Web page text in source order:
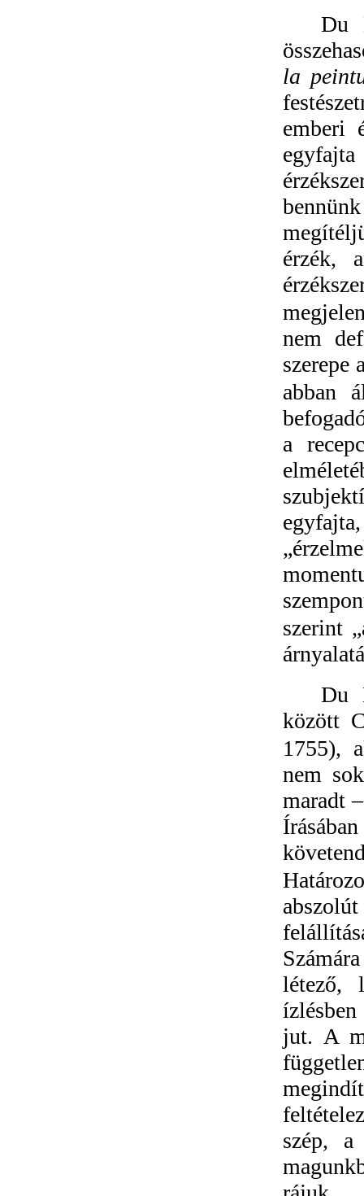
Du
la
emberi
érzék,
nem
szerepe
abban
a
szerint
Du
között
1755),
nem
maradt
létező,
ízlésben
jut. A
szép,